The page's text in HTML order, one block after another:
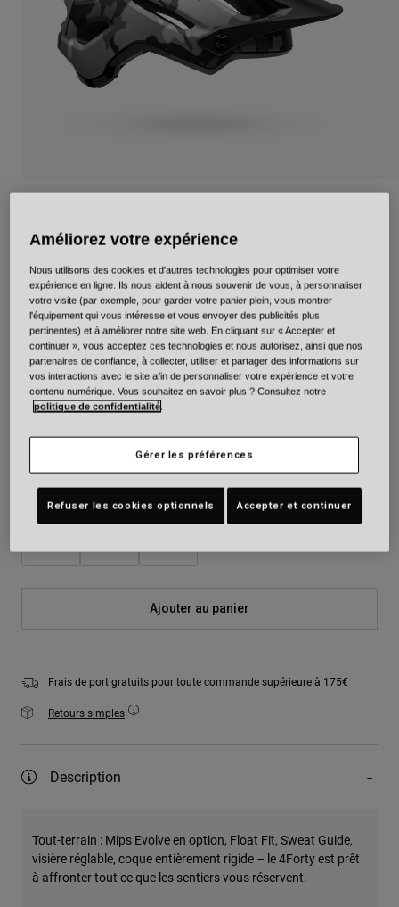
Rétro
Pièces détachées
BMX
Pièces détachées
Voir tout
Article n°35355
Price reduced from
119,95 €to83,96 € 30% OFF
Couleur -Camouflage noir
Taille Tableau des tailles
Ajouter au panier
Frais de port gratuits pour toute commande supérieure à 175€
Retours simples
Description
Tout-terrain : Mips Evolve en option, Float Fit, Sweat Guide,
visière réglable, coque entièrement rigide – le 4Forty est prêt
à affronter tout ce que les sentiers vous réservent.
Améliorez votre expérience
Nous utilisons des cookies et d'autres technologies pour optimiser votre
expérience en ligne. Ils nous aident à nous souvenir de vous, à personnaliser
votre visite (par exemple, pour garder votre panier plein, vous montrer
l'équipement qui vous intéresse et vous envoyer des publicités plus
pertinentes) et à améliorer notre site web. En cliquant sur « Accepter et
continuer », vous acceptez ces technologies et nous autorisez, ainsi que nos
partenaires de confiance, à collecter, utiliser et partager des informations sur
vos interactions avec le site afin de personnaliser votre expérience et votre
contenu numérique. Vous souhaitez en savoir plus ? Consultez notre
politique de confidentialité.
Gérer les préférences
Refuser les cookies optionnels Accepter et continuer